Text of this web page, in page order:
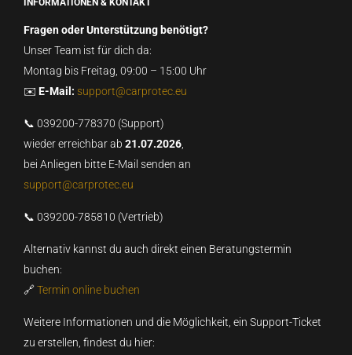
INFORMATIONEN & KONTAKT
Fragen oder Unterstützung benötigt?
Unser Team ist für dich da:
Montag bis Freitag, 09:00 – 15:00 Uhr
✉️ E-Mail: support@carprotec.eu
📞 039200-778370 (Support)
wieder erreichbar ab 21.07.2026
bei Anliegen bitte E-Mail senden an
support@carprotec.eu
📞 039200-785810 (Vertrieb)
Alternativ kannst du auch direkt einen Beratungstermin
buchen:
🔗Termin online buchen
Weitere Informationen und die Möglichkeit, ein Support-Ticket
zu erstellen, findest du hier: